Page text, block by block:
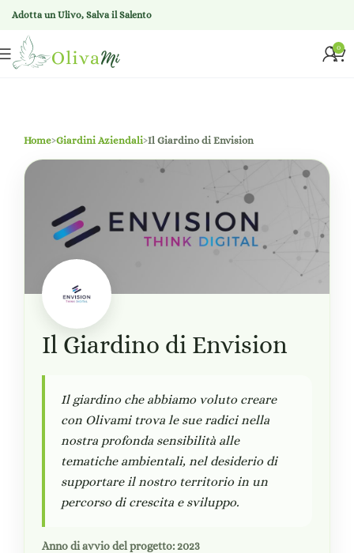
Adotta un Ulivo, Salva il Salento
0
Home›Giardini Aziendali›Il Giardino di Envision
Il Giardino di Envision
Il giardino che abbiamo voluto creare
con Olivami trova le sue radici nella
nostra profonda sensibilità alle
tematiche ambientali, nel desiderio di
supportare il nostro territorio in un
percorso di crescita e sviluppo.
Anno di avvio del progetto: 2023